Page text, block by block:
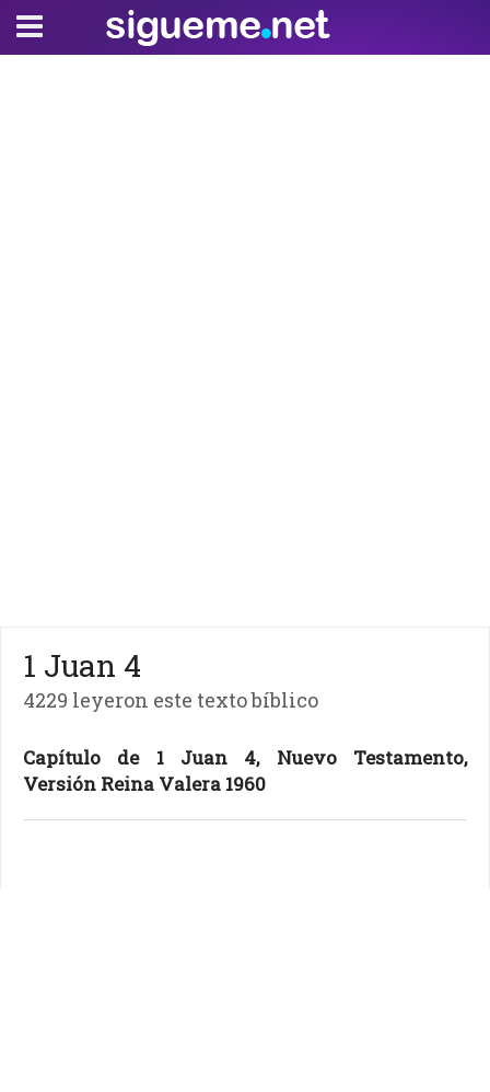
1 Juan 4
4229 leyeron este texto bíblico
Capítulo de 1 Juan 4, Nuevo Testamento,
Versión Reina Valera 1960